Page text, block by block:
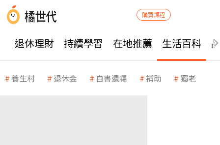
購買課程
退休理財 持續學習 在地推薦 生活百科
養生村 退休金 自書遺囑 補助 獨老